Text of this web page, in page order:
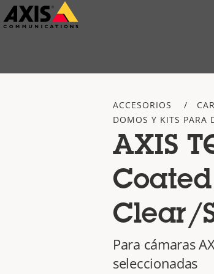
Saltar
al
ACCESORIOS
DOMOS Y KITS PARA
AXIS
Clear/
Para cámaras
seleccionadas